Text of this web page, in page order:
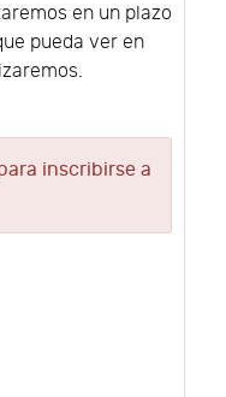
en un plazo
pueda ver en
inscribirse a